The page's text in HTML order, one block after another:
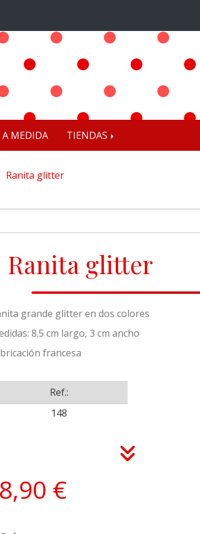
A MEDIDA TIENDAS
Ranita glitter
Ranita glitter
grande glitter en dos colores
8.5 cm largo, 3 cm ancho
francesa
Ref.:
148
8,90 €